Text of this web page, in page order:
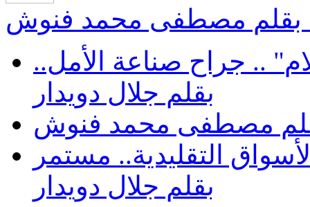
.. بقلم مصطفى محمد فنوش
هل تشفي عودة‮ "رحلات الأحلام‮" .. ‬جراح صناعة الأمل..
بقلم جلال دويدار
بقلم مصطفى محمد فنوش
التقليدية.. مستمر
بقلم جلال دويدار